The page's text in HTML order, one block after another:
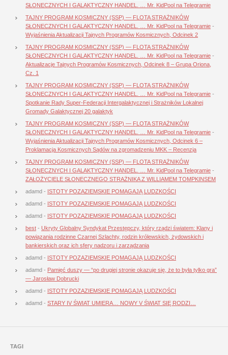
SŁONECZNYCH I GALAKTYCZNY HANDEL. … Mr. KidPool na Telegramie
TAJNY PROGRAM KOSMICZNY (SSP) — FLOTA STRAŻNIKÓW
SŁONECZNYCH I GALAKTYCZNY HANDEL. … Mr. KidPool na Telegramie -
Wyjaśnienia Aktualizacji Tajnych Programów Kosmicznych, Odcinek 2
TAJNY PROGRAM KOSMICZNY (SSP) — FLOTA STRAŻNIKÓW
SŁONECZNYCH I GALAKTYCZNY HANDEL. … Mr. KidPool na Telegramie -
Aktualizacje Tajnych Programów Kosmicznych, Odcinek 8 – Grupa Oriona,
Cz. 1
TAJNY PROGRAM KOSMICZNY (SSP) — FLOTA STRAŻNIKÓW
SŁONECZNYCH I GALAKTYCZNY HANDEL. … Mr. KidPool na Telegramie -
Spotkanie Rady Super-Federacji Intergalaktycznej i Strażników Lokalnej
Gromady Galaktycznej 20 galaktyk
TAJNY PROGRAM KOSMICZNY (SSP) — FLOTA STRAŻNIKÓW
SŁONECZNYCH I GALAKTYCZNY HANDEL. … Mr. KidPool na Telegramie -
Wyjaśnienia Aktualizacji Tajnych Programów Kosmicznych, Odcinek 6 –
Proklamacja Kosmicznych Sądów na zgromadzeniu MKK – Recenzja
TAJNY PROGRAM KOSMICZNY (SSP) — FLOTA STRAŻNIKÓW
SŁONECZNYCH I GALAKTYCZNY HANDEL. … Mr. KidPool na Telegramie -
ZAŁOŻYCIELE SŁONECZNEGO STRAŻNIKA Z WILLIAMEM TOMPKINSEM
adamd - ISTOTY POZAZIEMSKIE POMAGAJĄ LUDZKOŚCI
adamd - ISTOTY POZAZIEMSKIE POMAGAJĄ LUDZKOŚCI
adamd - ISTOTY POZAZIEMSKIE POMAGAJĄ LUDZKOŚCI
best - Ukryty Globalny Syndykat Przestępczy, który rządzi światem: Klany i
powiązania rodzinne Czarnej Szlachty, rodzin królewskich, żydowskich i
bankierskich oraz ich sfery nadzoru i zarządzania
adamd - ISTOTY POZAZIEMSKIE POMAGAJĄ LUDZKOŚCI
adamd - Pamięć duszy — “po drugiej stronie okazuje się, że to była tylko gra”
— Jarosław Dobrucki
adamd - ISTOTY POZAZIEMSKIE POMAGAJĄ LUDZKOŚCI
adamd - STARY IV ŚWIAT UMIERA… NOWY V ŚWIAT SIĘ RODZI…
TAGI